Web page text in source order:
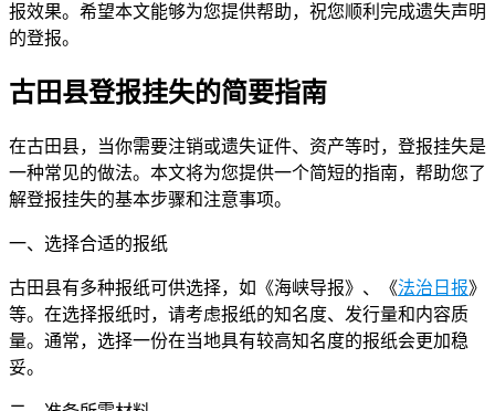
报效果。希望本文能够为您提供帮助，祝您顺利完成遗失声明
的登报。
古田县登报挂失的简要指南
在古田县，当你需要注销或遗失证件、资产等时，登报挂失是
一种常见的做法。本文将为您提供一个简短的指南，帮助您了
解登报挂失的基本步骤和注意事项。
一、选择合适的报纸
古田县有多种报纸可供选择，如《海峡导报》、《法治日报》
等。在选择报纸时，请考虑报纸的知名度、发行量和内容质
量。通常，选择一份在当地具有较高知名度的报纸会更加稳
妥。